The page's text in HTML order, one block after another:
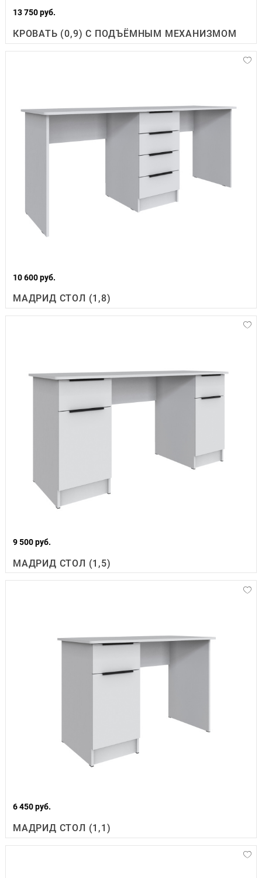
13 750 руб.
КРОВАТЬ (0,9) С ПОДЪЁМНЫМ МЕХАНИЗМОМ
10 600 руб.
МАДРИД СТОЛ (1,8)
9 500 руб.
МАДРИД СТОЛ (1,5)
6 450 руб.
МАДРИД СТОЛ (1,1)